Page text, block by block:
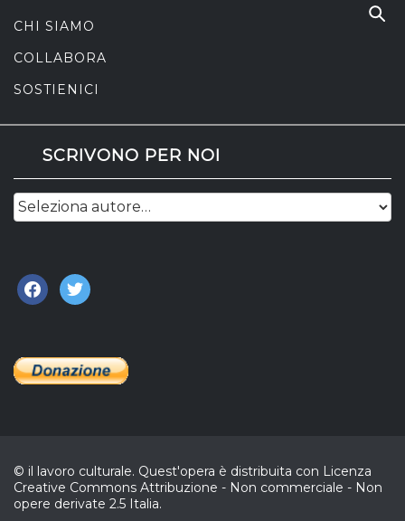
CHI SIAMO
COLLABORA
SOSTIENICI
SCRIVONO PER NOI
facebook
twitter
© il lavoro culturale. Quest'opera è distribuita con Licenza
Creative Commons Attribuzione - Non commerciale - Non
opere derivate 2.5 Italia.